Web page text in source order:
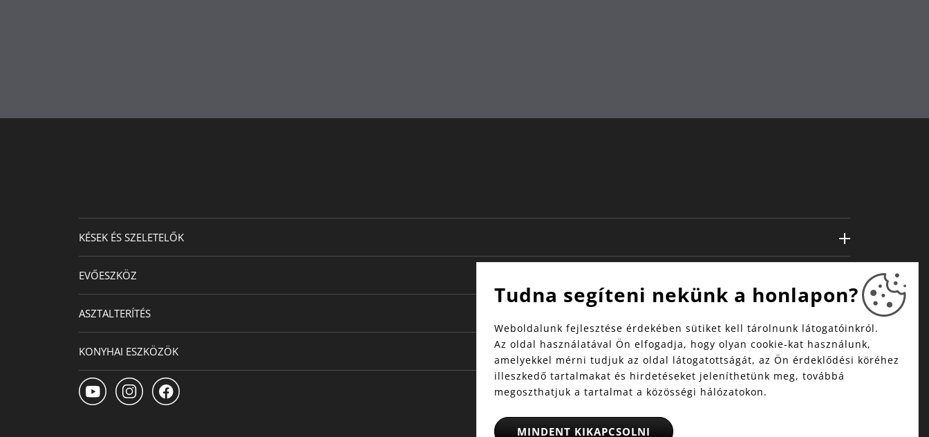
KÉSEK ÉS SZELETELŐK
EVŐESZKÖZ
ASZTALTERÍTÉS
KONYHAI ESZKÖZÖK
Tudna segíteni nekünk a honlapon?
Weboldalunk fejlesztése érdekében sütiket kell tárolnunk látogatóinkról.
Az oldal használatával Ön elfogadja, hogy olyan cookie-kat használunk,
amelyekkel mérni tudjuk az oldal látogatottságát, az Ön érdeklődési köréhez
illeszkedő tartalmakat és hirdetéseket jeleníthetünk meg, továbbá
megoszthatjuk a tartalmat a közösségi hálózatokon.
MINDENT KIKAPCSOLNI